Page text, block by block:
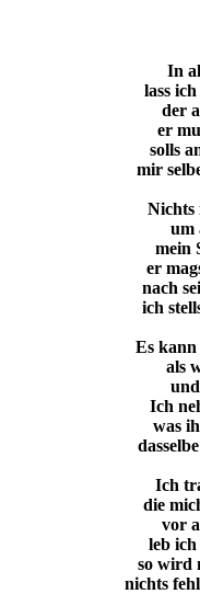
In
lass
der
er
solls
mir
Nichts
um
mein
er
nach
ich
Es kann
als
Ich
was
Ich
die
vor
leb ich
so wird
nichts